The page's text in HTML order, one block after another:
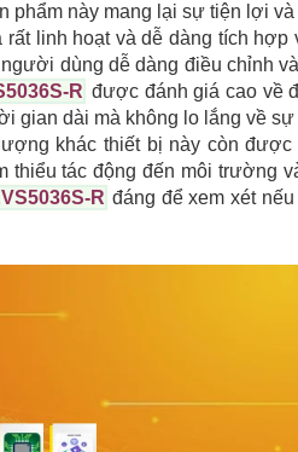
phẩm này mang lại sự tiện lợi
rất linh hoạt và dễ dàng tích
dùng dễ dàng điều chỉnh
R được đánh giá cao về
gian dài mà không lo lắng về sự
khác thiết bị này còn
thiểu tác động đến môi trường
R đáng để xem xét